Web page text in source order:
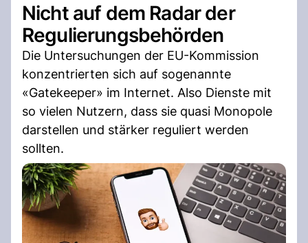
Nicht auf dem Radar der
Regulierungsbehörden
Die Untersuchungen der EU-Kommission
konzentrierten sich auf sogenannte
«Gatekeeper» im Internet. Also Dienste mit
so vielen Nutzern, dass sie quasi Monopole
darstellen und stärker reguliert werden
sollten.